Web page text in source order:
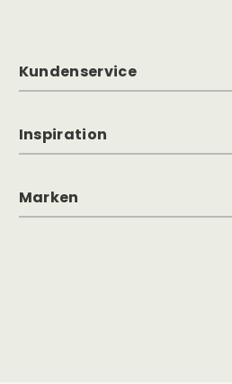
Kundenservice
Inspiration
Marken